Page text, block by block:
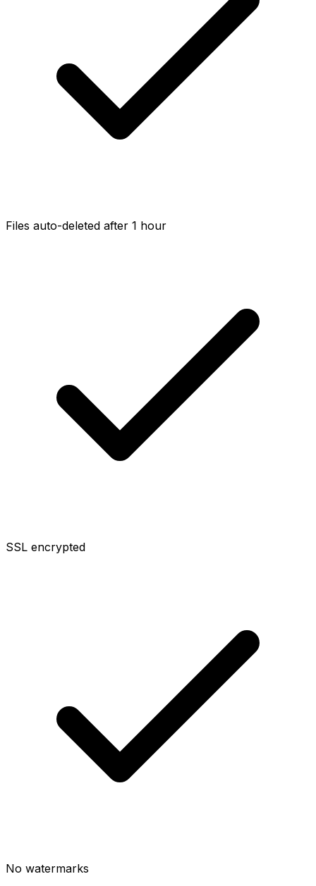
Files auto-deleted after 1 hour
SSL encrypted
No watermarks